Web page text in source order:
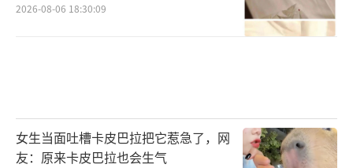
2026-08-06 18:30:09
女生当面吐槽卡皮巴拉把它惹急了，网
友：原来卡皮巴拉也会生气